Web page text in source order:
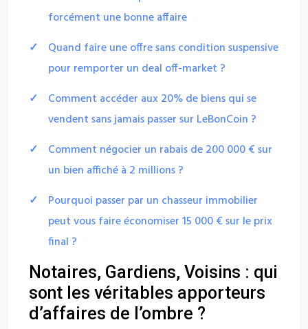
forcément une bonne affaire
Quand faire une offre sans condition suspensive
pour remporter un deal off-market ?
Comment accéder aux 20% de biens qui se
vendent sans jamais passer sur LeBonCoin ?
Comment négocier un rabais de 200 000 € sur
un bien affiché à 2 millions ?
Pourquoi passer par un chasseur immobilier
peut vous faire économiser 15 000 € sur le prix
final ?
Notaires, Gardiens, Voisins : qui
sont les véritables apporteurs
d’affaires de l’ombre ?